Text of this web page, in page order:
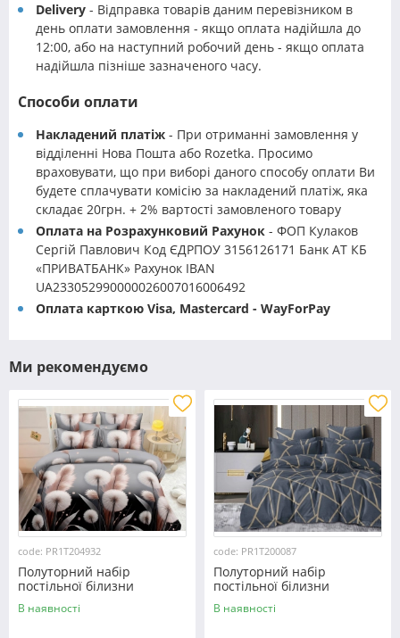
Delivery - Відправка товарів даним перевізником в
день оплати замовлення - якщо оплата надійшла до
12:00, або на наступний робочий день - якщо оплата
надійшла пізніше зазначеного часу.
Способи оплати
Накладений платіж - При отриманні замовлення у
відділенні Нова Пошта або Rozetka. Просимо
враховувати, що при виборі даного способу оплати Ви
будете сплачувати комісію за накладений платіж, яка
складає 20грн. + 2% вартості замовленого товару
Оплата на Розрахунковий Рахунок - ФОП Кулаков
Сергій Павлович Код ЄДРПОУ 3156126171 Банк АТ КБ
«ПРИВАТБАНК» Рахунок IBAN
UA233052990000026007016006492
Оплата карткою Visa, Mastercard - WayForPay
Ми рекомендуємо
code: PR1T204932
Полуторний набір
постільної білизни
150*220 із полікотону
№204932 Черешенька™
В наявності
code: PR1T200087
Полуторний набір
постільної білизни
150*220 із полікотону
№200087 Черешенька™
В наявності